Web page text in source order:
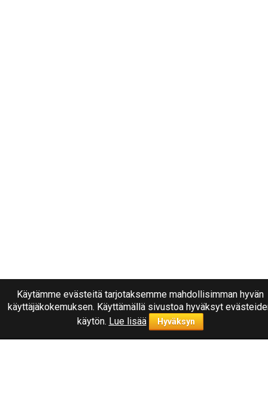
Käytämme evästeitä tarjotaksemme mahdollisimman hyvän
käyttäjäkokemuksen. Käyttämällä sivustoa hyväksyt
käytön. Lue lisää Hyväksyn